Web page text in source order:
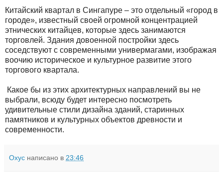
Китайский квартал в Сингапуре – это отдельный «город в
городе», известный своей огромной концентрацией
этнических китайцев, которые здесь занимаются
торговлей. Здания довоенной постройки здесь
соседствуют с современными универмагами, изображая
воочию историческое и культурное развитие этого
торгового квартала.
Какое бы из этих архитектурных направлений вы не
выбрали, всюду будет интересно посмотреть
удивительные стили дизайна зданий, старинных
памятников и культурных объектов древности и
современности.
Oxyc написано в 23:46